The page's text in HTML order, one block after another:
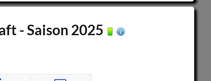
- Saison 2025